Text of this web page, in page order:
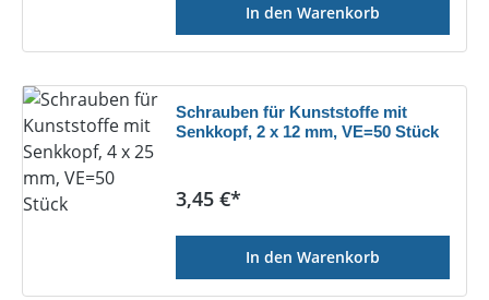
In den Warenkorb
Schrauben für Kunststoffe mit
Senkkopf, 2 x 12 mm, VE=50 Stück
Regulärer Preis:
3,45 €*
In den Warenkorb